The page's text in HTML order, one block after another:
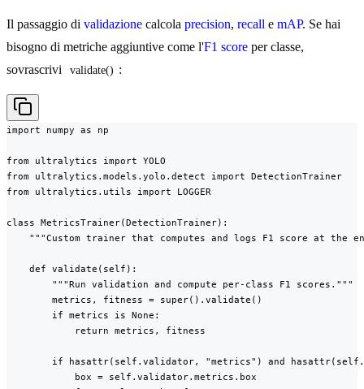
Il passaggio di validazione calcola precision, recall e mAP. Se hai
bisogno di metriche aggiuntive come l'F1 score per classe,
sovrascrivi
validate() :
import numpy as np
from ultralytics import YOLO
from ultralytics.models.yolo.detect import DetectionTrainer
from ultralytics.utils import LOGGER
class MetricsTrainer(DetectionTrainer):
"""Custom trainer that computes and logs F1 score at the
    def validate(self):
        """Run validation and compute per-class F1 scores."""
        metrics, fitness = super().validate()
        if metrics is None:
            return metrics, fitness
if hasattr(self.validator, "metrics") and
            box = self.validator.metrics.box